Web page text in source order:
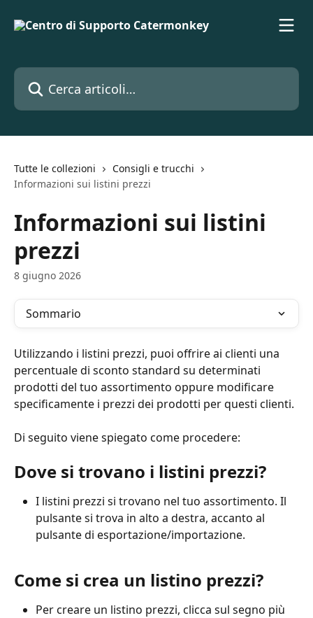
Cerca articoli…
Tutte le collezioni
Consigli e trucchi
Informazioni sui listini prezzi
Informazioni sui listini
prezzi
8 giugno 2026
Sommario
Utilizzando i listini prezzi, puoi offrire ai clienti una
percentuale di sconto standard su determinati
prodotti del tuo assortimento oppure modificare
specificamente i prezzi dei prodotti per questi clienti.
Di seguito viene spiegato come procedere:
Dove si trovano i listini prezzi?
I listini prezzi si trovano nel tuo assortimento. Il
pulsante si trova in alto a destra, accanto al
pulsante di esportazione/importazione.
Come si crea un listino prezzi?
Per creare un listino prezzi, clicca sul segno più